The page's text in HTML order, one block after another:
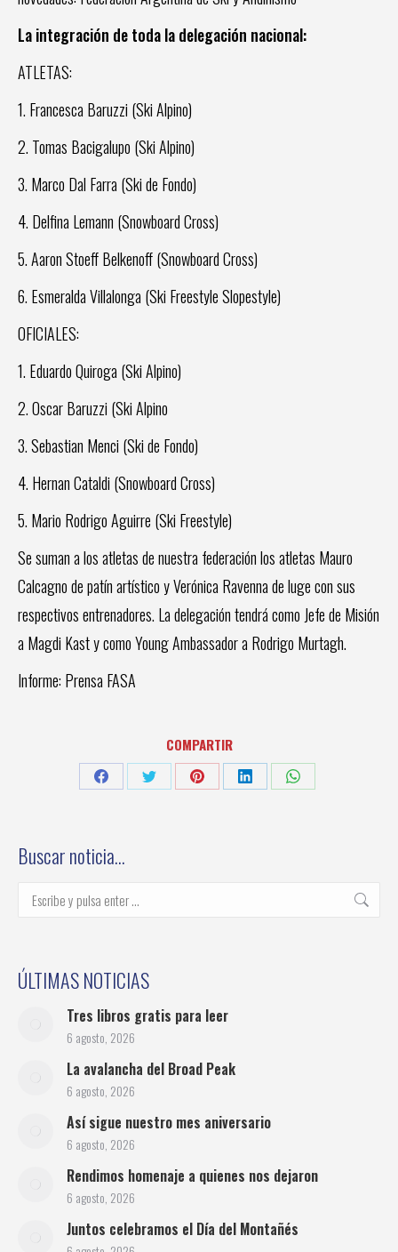
La integración de toda la delegación nacional:
ATLETAS:
1. Francesca Baruzzi (Ski Alpino)
2. Tomas Bacigalupo (Ski Alpino)
3. Marco Dal Farra (Ski de Fondo)
4. Delfina Lemann (Snowboard Cross)
5. Aaron Stoeff Belkenoff (Snowboard Cross)
6. Esmeralda Villalonga (Ski Freestyle Slopestyle)
OFICIALES:
1. Eduardo Quiroga (Ski Alpino)
2. Oscar Baruzzi (Ski Alpino
3. Sebastian Menci (Ski de Fondo)
4. Hernan Cataldi (Snowboard Cross)
5. Mario Rodrigo Aguirre (Ski Freestyle)
Se suman a los atletas de nuestra federación los atletas Mauro
Calcagno de patín artístico y Verónica Ravenna de luge con sus
respectivos entrenadores. La delegación tendrá como Jefe de Misión
a Magdi Kast y como Young Ambassador a Rodrigo Murtagh.
Informe: Prensa FASA
COMPARTIR
Share
Share
Share
Share
Share
Buscar noticia…
Buscar:
ÚLTIMAS NOTICIAS
Tres libros gratis para leer
6 agosto, 2026
La avalancha del Broad Peak
6 agosto, 2026
Así sigue nuestro mes aniversario
6 agosto, 2026
Rendimos homenaje a quienes nos dejaron
6 agosto, 2026
Juntos celebramos el Día del Montañés